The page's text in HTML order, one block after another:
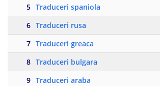
5 Traduceri spaniola
6 Traduceri rusa
7 Traduceri greaca
8 Traduceri bulgara
9 Traduceri araba